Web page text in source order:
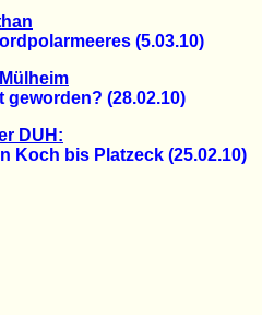
(5.03.10)
(28.02.10)
DUH:
bis Platzeck (25.02.10)